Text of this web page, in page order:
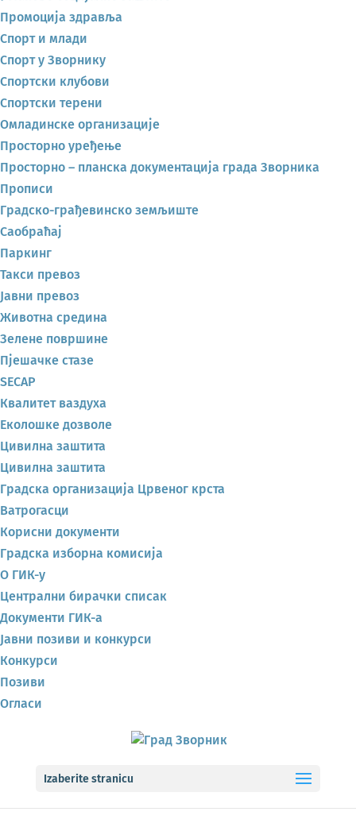
Промоција здравља
Спорт и млади
Спорт у Зворнику
Спортски клубови
Спортски терени
Омладинске организације
Просторно уређење
Просторно – планска документација града Зворника
Прописи
Градско-грађевинско земљиште
Саобраћај
Паркинг
Такси превоз
Јавни превоз
Животна средина
Зелене површине
Пјешачке стазе
SECAP
Квалитет ваздуха
Еколошке дозволе
Цивилна заштита
Цивилна заштита
Градска организација Црвеног крста
Ватрогасци
Корисни документи
Градска изборна комисија
О ГИК-у
Централни бирачки списак
Документи ГИК-а
Јавни позиви и конкурси
Конкурси
Позиви
Огласи
Izaberite stranicu